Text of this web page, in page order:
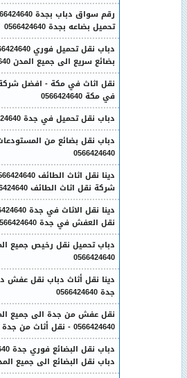
تحميل بضاعه بجدة 0566424640
بضائع سريع الى جميع المدن 0566424640
نقل اثاث في مكة - افضل
في مكة 0566424640
دباب نقل تحميل في جدة 0566424640
دباب نقل بضائع من
0566424640
شركة نقل اثاث الطائف 0566424640
نقل العفش في جدة 0566424640
دباب تحميل نقل رخيص جميع
0566424640
دينا نقل أثاث دباب نقل عفش
جدة 0566424640
نقل عفش من جدة الى جميع
0566424640 - نقل أثاث من جدة 0566424640
دباب نقل البضائع الى جميع المدن